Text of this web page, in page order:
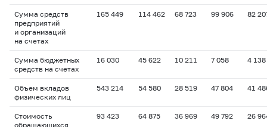
Сумма средств
предприятий
и организаций
на счетах
165 449 114 462 68 723 99 906 82
Сумма бюджетных
средств на счетах
16 030 45 622 10 211 7 058 4 138
Объем вкладов
физических лиц
543 214 54 580 28 519 47 804 41
Стоимость
обращающихся
93 423 64 875 36 969 49 792 26